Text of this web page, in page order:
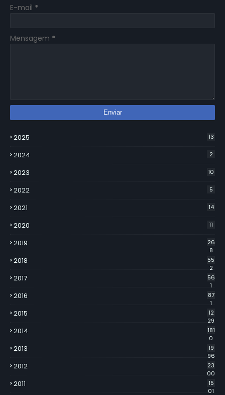
E-mail *
Mensagem *
2025 13
2024 2
2023 10
2022 5
2021 14
2020 11
2019
26
8
2018
55
2
2017
56
1
2016
87
1
2015
12
29
2014
181
0
2013
19
96
2012
23
00
2011
15
01